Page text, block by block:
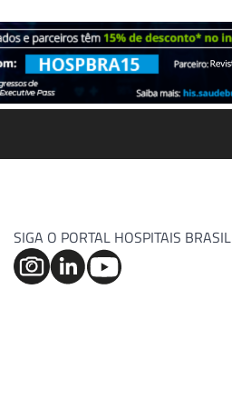
SIGA O PORTAL HOSPITAIS BRASIL